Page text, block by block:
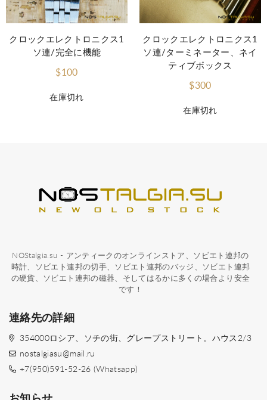
在庫切れ
クロックエレクトロニクス1
ソ連/完全に機能
$100
在庫切れ
クロックエレクトロニクス1
ソ連/ターミネーター、ネイ
ティブボックス
$300
NOStalgia.su - アンティークのオンラインストア、ソビエト連邦の
時計、ソビエト連邦の切手、ソビエト連邦のバッジ、ソビエト連邦
の硬貨、ソビエト連邦の磁器、そしてはるかに多くの場合より安全
です！
連絡先の詳細
354000ロシア、ソチの街、グレープストリート。ハウス2/3
nostalgiasu@mail.ru
+7(950)591-52-26 (Whatsapp)